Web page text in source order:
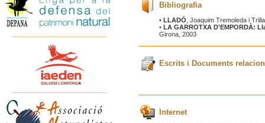
Bibliografia
• LLADÓ , Joaquim Tremoleda i
• LA GARROTXA D'EMPORDÀ:
Girona, 2003
Escrits i Documents
Internet